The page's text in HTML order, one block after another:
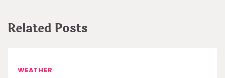
Related Posts
WEATHER